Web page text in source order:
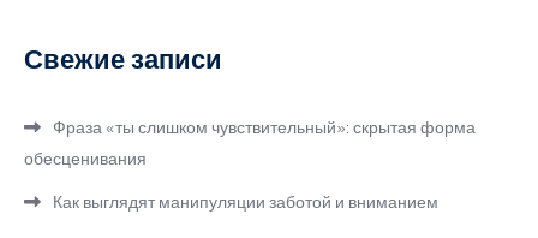
Свежие записи
Фраза «ты слишком чувствительный»: скрытая форма
обесценивания
Как выглядят манипуляции заботой и вниманием